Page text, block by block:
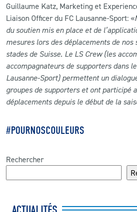
Guillaume Katz, Marketing et
Liaison Officer du FC Lausanne-Sport: «
du soutien mis en place et de
mesures lors des déplacements de nos
stades de Suisse. Le LS Crew (les
accompagnateurs de supporters dans
Lausanne-Sport) permettent un
groupes de supporters et ont participé
déplacements depuis le début de la
#POURNOSCOULEURS
Rechercher